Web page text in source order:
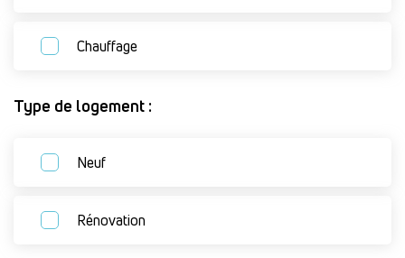
Chauffage
Type de logement :
Neuf
Rénovation